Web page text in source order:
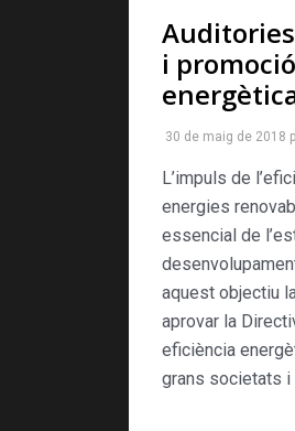
i
30 de maig de 2018
L’impuls de
energies
essencial de
aquest objectiu
aprovar la
eficiència
grans societats i